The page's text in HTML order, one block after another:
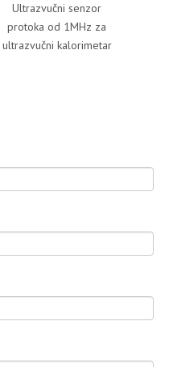
Ultrazvučni senzor
protoka od 1MHz za
ultrazvučni kalorimetar